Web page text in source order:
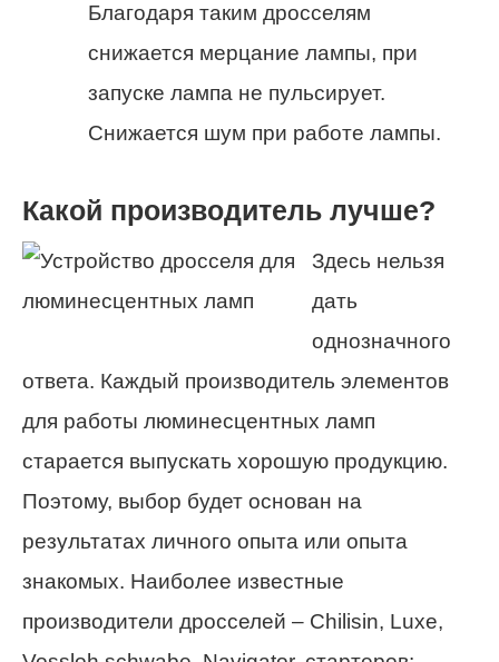
Благодаря таким дросселям
снижается мерцание лампы, при
запуске лампа не пульсирует.
Снижается шум при работе лампы.
Какой производитель лучше?
Здесь нельзя
дать
однозначного
ответа. Каждый производитель элементов
для работы люминесцентных ламп
старается выпускать хорошую продукцию.
Поэтому, выбор будет основан на
результатах личного опыта или опыта
знакомых. Наиболее известные
производители дросселей – Chilisin, Luxe,